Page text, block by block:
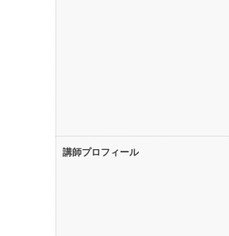
講師プロフィール